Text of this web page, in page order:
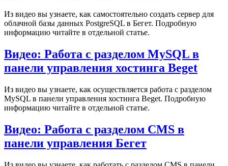
Из видео вы узнаете, как самостоятельно создать сервер для
облачной базы данных PostgreSQL в Бегет. Подробную
информацию читайте в отдельной статье.
Видео: Работа с разделом MySQL в
панели управления хостинга Beget
Из видео вы узнаете, как осуществляется работа с разделом
MySQL в панели управления хостинга Beget. Подробную
информацию читайте в отдельной статье.
Видео: Работа с разделом CMS в
панели управления Бегет